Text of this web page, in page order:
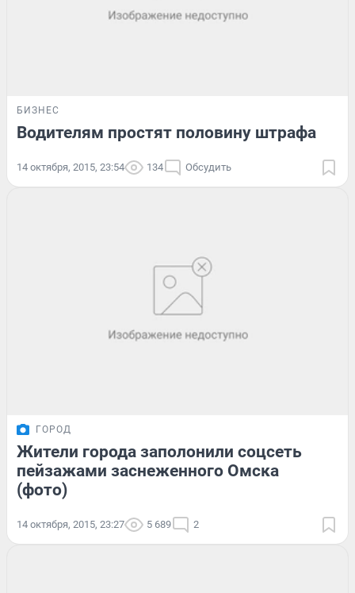
БИЗНЕС
Водителям простят половину штрафа
14 октября, 2015, 23:54 134 Обсудить
ГОРОД
Жители города заполонили соцсеть
пейзажами заснеженного Омска
(фото)
14 октября, 2015, 23:27 5 689 2